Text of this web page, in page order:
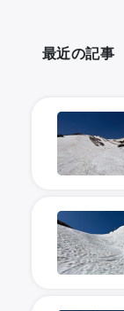
最近の記事